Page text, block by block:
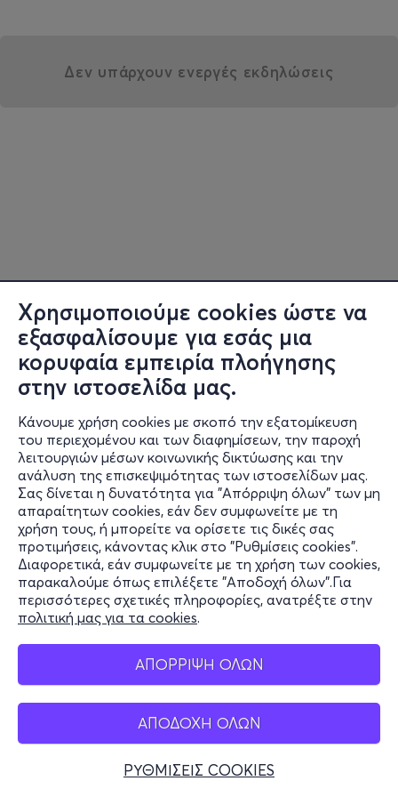
Χρησιμοποιούμε cookies ώστε να
εξασφαλίσουμε για εσάς μια
κορυφαία εμπειρία πλοήγησης
στην ιστοσελίδα μας.
Κάνουμε χρήση cookies με σκοπό την εξατομίκευση
του περιεχομένου και των διαφημίσεων, την παροχή
λειτουργιών μέσων κοινωνικής δικτύωσης και την
ανάλυση της επισκεψιμότητας των ιστοσελίδων μας.
Σας δίνεται η δυνατότητα για "Απόρριψη όλων" των μη
απαραίτητων cookies, εάν δεν συμφωνείτε με τη
χρήση τους, ή μπορείτε να ορίσετε τις δικές σας
προτιμήσεις, κάνοντας κλικ στο "Ρυθμίσεις cookies".
Διαφορετικά, εάν συμφωνείτε με τη χρήση των cookies,
παρακαλούμε όπως επιλέξετε "Αποδοχή όλων".Για
περισσότερες σχετικές πληροφορίες, ανατρέξτε στην
πολιτική μας για τα cookies.
ΑΠΟΡΡΙΨΗ ΟΛΩΝ
ΑΠΟΔΟΧΗ ΟΛΩΝ
ΡΥΘΜΙΣΕΙΣ COOKIES
Δεν υπάρχουν ενεργές εκδηλώσεις